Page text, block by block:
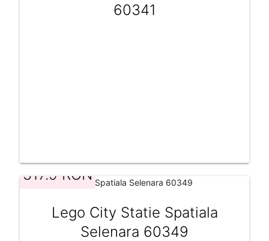
60341
317.9 RON
Lego City Statie Spatiala
Selenara 60349